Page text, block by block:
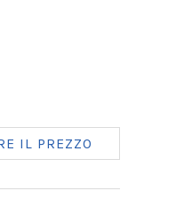
IL PREZZO